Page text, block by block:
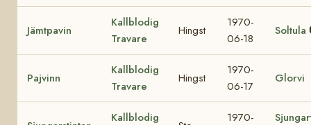
Jämtpavin
Kallblodig
Travare
Hingst
1970-
06-18
Soltula
Pajvinn
Kallblodig
Travare
Hingst
1970-
06-17
Glorvi
Kallblodig
1970-